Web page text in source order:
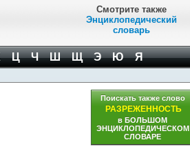
Смотрите также
Энциклопедический
словарь
Ц Ч Ш Щ Э Ю Я
Поискать также слово
РАЗРЕЖЕННОСТЬ
в БОЛЬШОМ
ЭНЦИКЛОПЕДИЧЕСКОМ
СЛОВАРЕ